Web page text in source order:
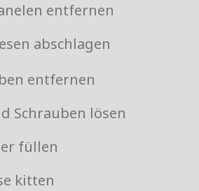
entfernen
abschlagen
entfernen
Schrauben lösen
füllen
kitten